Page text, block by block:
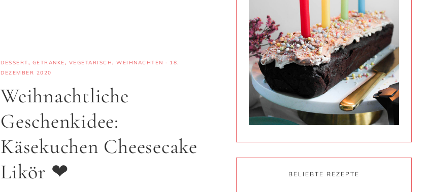
DESSERT, GETRÄNKE, VEGETARISCH, WEIHNACHTEN · 18.
DEZEMBER 2020
Weihnachtliche
Geschenkidee:
Käsekuchen Cheesecake
Likör ❤
BELIEBTE REZEPTE